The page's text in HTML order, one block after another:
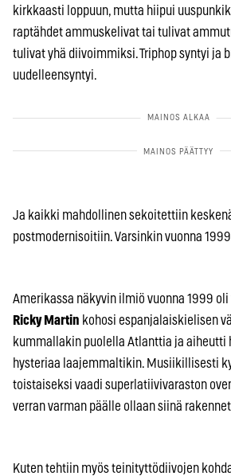
kirkkaasti loppuun, mutta hiipui
raptähdet ammuskelivat tai tulivat
tulivat yhä diivoimmiksi. Triphop syntyi ja
uudelleensyntyi.
Ja kaikki mahdollinen sekoitettiin
postmodernisoitiin. Varsinkin vuonna
Amerikassa näkyvin ilmiö vuonna 1999
Ricky Martin kohosi espanjalaiskielisen
kummallakin puolella Atlanttia ja aiheutti
hysteriaa laajemmaltikin. Musiikillisesti
toistaiseksi vaadi superlatiivivaraston
verran varman päälle ollaan siinä
Kuten tehtiin myös teinityttödiivojen